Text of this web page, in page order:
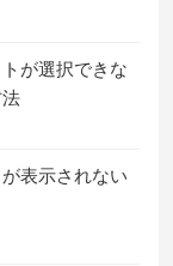
が選択できな
表示されない